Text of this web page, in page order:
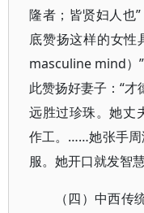
隆者；皆贤妇人也
底赞扬这样的女性
masculine mind）
此赞扬好妻子：“
远胜过珍珠。她
作工。……她张手
服。她开口就发智
（四）中西